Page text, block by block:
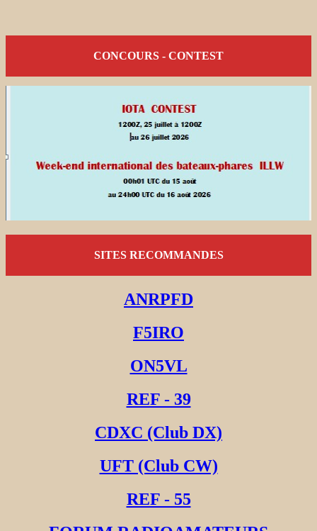
CONCOURS - CONTEST
SITES RECOMMANDES
ANRPFD
F5IRO
ON5VL
REF - 39
CDXC (Club DX)
UFT (Club CW)
REF - 55